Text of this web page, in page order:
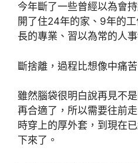
今年斷了一些曾經以為會
開了住24年的家、9年的
長的專業、習以為常的人事
斷捨離，過程比想像中痛
雖然腦袋很明白說再見不
再合適了，所以需要往前
時穿上的厚外套，到現在
下來了。